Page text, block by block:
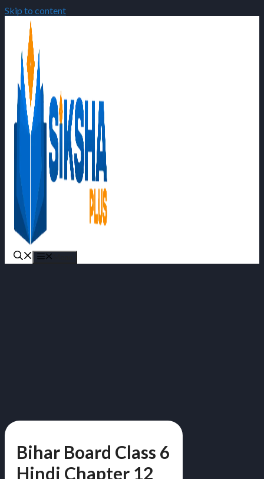
Skip to content
Bihar Board Class 6
Hindi Chapter 12